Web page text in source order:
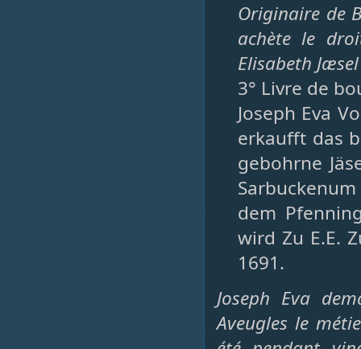
Originaire de
achète le
Elisabeth Jæsel
3° Livre de
Joseph Eva
erkaufft das
gebohrne
dem
wird Zu E.E.
1691.
Joseph Eva
Aveugles le